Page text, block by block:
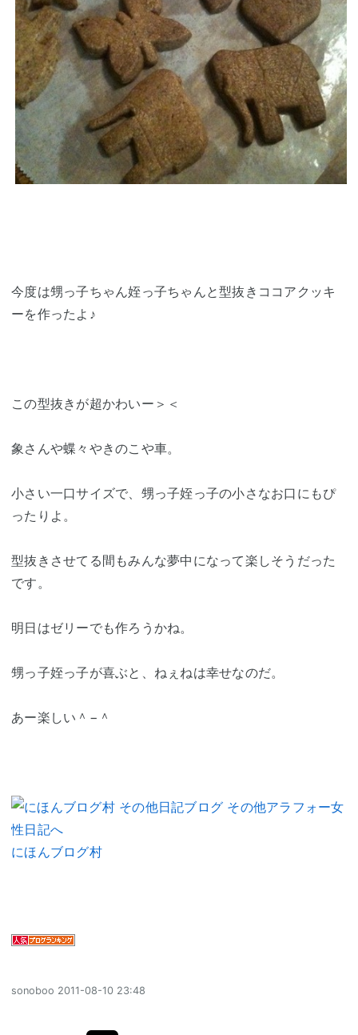
今度は甥っ子ちゃん姪っ子ちゃんと型抜きココアクッキ
ーを作ったよ♪
この型抜きが超かわいー＞＜
象さんや蝶々やきのこや車。
小さい一口サイズで、甥っ子姪っ子の小さなお口にもぴ
ったりよ。
型抜きさせてる間もみんな夢中になって楽しそうだった
です。
明日はゼリーでも作ろうかね。
甥っ子姪っ子が喜ぶと、ねぇねは幸せなのだ。
あー楽しい＾−＾
にほんブログ村
sonoboo 2011-08-10 23:48